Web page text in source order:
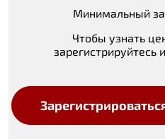
Минимальный
Чтобы узнать
зарегистрируйтесь